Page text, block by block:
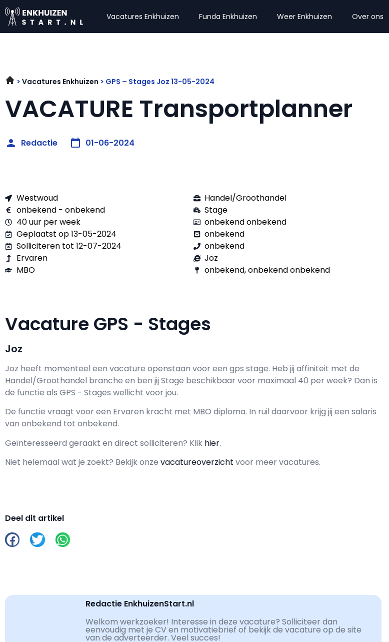
Vacatures Enkhuizen Funda Enkhuizen Weer Enkhuizen Over ons
Vacatures Enkhuizen GPS – Stages Joz 13-05-2024
VACATURE Transportplanner
Redactie 01-06-2024
Westwoud
onbekend - onbekend
40 uur per week
Geplaatst op 13-05-2024
Solliciteren tot 12-07-2024
Ervaren
MBO
Handel/Groothandel
Stage
onbekend onbekend
onbekend
onbekend
Joz
onbekend, onbekend onbekend
Vacature GPS - Stages
Joz
Joz heeft momenteel een vacature openstaan voor een gps stage. Heb jij affiniteit met de
Handel/Groothandel branche en ben jij Stage beschikbaar voor maximaal 40 per week? Dan is
de functie als GPS - Stages wellicht voor jou.
De functie vraagt voor een Ervaren kracht met MBO diploma. In ruil daarvoor krijg jij een salaris
van onbekend tot onbekend.
Geïnteresseerd geraakt en direct solliciteren? Klik hier.
Niet helemaal wat je zoekt? Bekijk onze vacatureoverzicht voor meer vacatures.
Deel dit artikel
Redactie EnkhuizenStart.nl
Welkom werkzoeker! Interesse in deze vacature? Solliciteer dan
eenvoudig met je CV en motivatiebrief of bekijk de vacature op de site
van de adverteerder. Veel succes!